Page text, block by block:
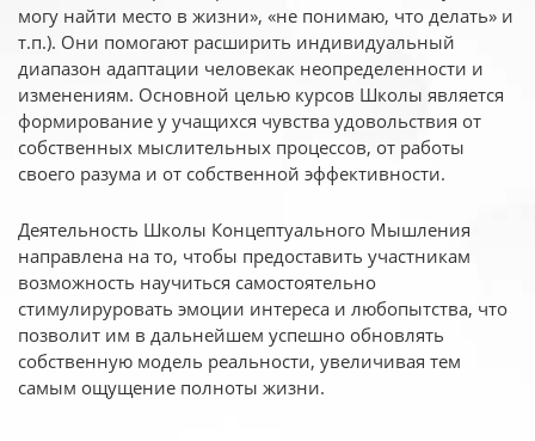
могу найти место в жизни», «не понимаю, что делать» и
т.п.). Они помогают расширить индивидуальный
диапазон адаптации человекак неопределенности и
изменениям. Основной целью курсов Школы является
формирование у учащихся чувства удовольствия от
собственных мыслительных процессов, от работы
своего разума и от собственной эффективности.
Деятельность Школы Концептуального Мышления
направлена на то, чтобы предоставить участникам
возможность научиться самостоятельно
стимулируровать эмоции интереса и любопытства, что
позволит им в дальнейшем успешно обновлять
собственную модель реальности, увеличивая тем
самым ощущение полноты жизни.